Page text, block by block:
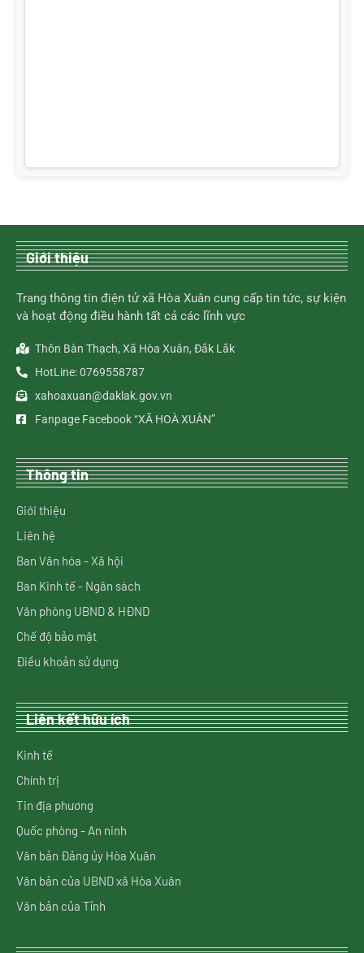
Giới thiệu
Trang thông tin điện tử xã Hòa Xuân cung cấp tin tức, sự kiện
và hoạt động điều hành tất cả các lĩnh vực
Thôn Bàn Thạch, Xã Hòa Xuân, Đắk Lắk
HotLine: 0769558787
xahoaxuan@daklak.gov.vn
Fanpage Facebook “XÃ HOÀ XUÂN”
Thông tin
Giới thiệu
Liên hệ
Ban Văn hóa - Xã hội
Ban Kinh tế - Ngân sách
Văn phòng UBND & HĐND
Chế độ bảo mật
Điều khoản sử dụng
Liên kết hữu ích
Kinh tế
Chính trị
Tin địa phương
Quốc phòng - An ninh
Văn bản Đảng ủy Hòa Xuân
Văn bản của UBND xã Hòa Xuân
Văn bản của Tỉnh